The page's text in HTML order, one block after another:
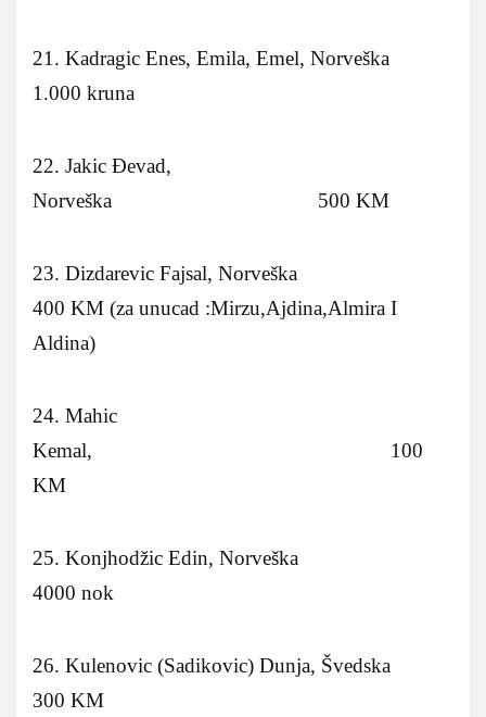
21. Kadragic Enes, Emila, Emel, Norveška
1.000 kruna
22. Jakic Ðevad,
Norveška 500 KM
23. Dizdarevic Fajsal, Norveška
400 KM (za unucad :Mirzu,Ajdina,Almira I
Aldina)
24. Mahic
Kemal, 100
KM
25. Konjhodžic Edin, Norveška
4000 nok
26. Kulenovic (Sadikovic) Dunja, Švedska
300 KM